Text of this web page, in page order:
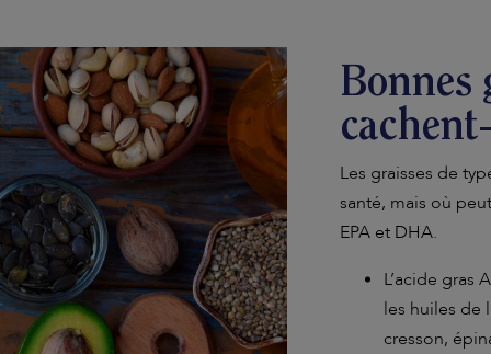
Bonnes
Les graisses de
santé, mais où
EPA et DHA.
L’acide gras
les huiles de
cresson,